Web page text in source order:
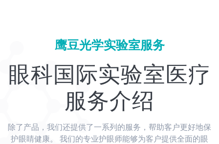
鹰豆光学实验室服务
眼科国际实验室医疗
服务介绍
除了产品，我们还提供了一系列的服务，帮助客户更好地保
护眼睛健康。 我们的专业护眼师能够为客户提供全面的眼